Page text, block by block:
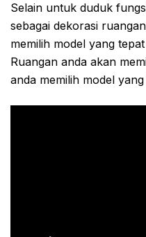
Selain untuk duduk
sebagai dekorasi
memilih model yang
Ruangan anda akan
anda memilih model